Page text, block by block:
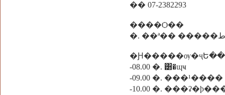
�� 07-2382293
����Ѻ��
�Ԩ�����ѹ�ҷԵ��
-08.00 �. ͸�ɰҹ
-09.00 �. ���¹����
-10.00 �.